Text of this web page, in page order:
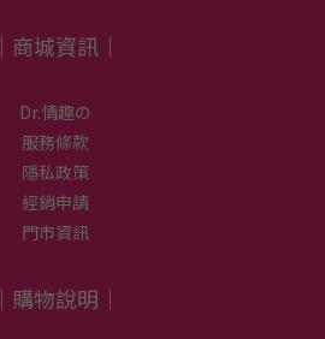
｜商城資訊｜
Dr.情趣の
服務條款
隱私政策
經銷申請
門市資訊
｜購物說明｜